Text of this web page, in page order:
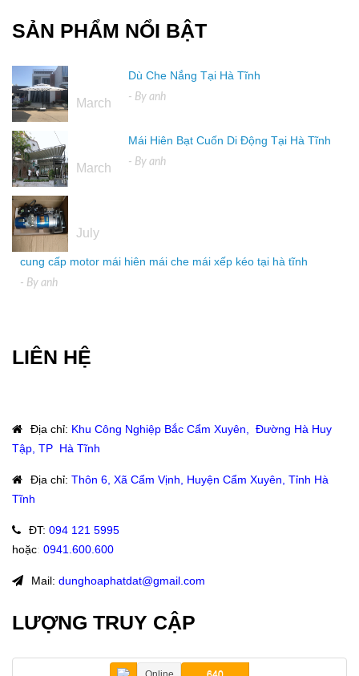
SẢN PHẨM NỔI BẬT
March
Dù Che Nắng Tại Hà Tĩnh
- By anh
March
Mái Hiên Bạt Cuốn Di Động Tại Hà Tĩnh
- By anh
July
cung cấp motor mái hiên mái che mái xếp kéo tại hà tĩnh
- By anh
LIÊN HỆ
Địa chỉ: Khu Công Nghiệp Bắc Cẩm Xuyên, Đường Hà Huy
Tập, TP Hà Tĩnh
Địa chỉ: Thôn 6, Xã Cẩm Vịnh, Huyện Cẩm Xuyên, Tỉnh Hà
Tĩnh
ĐT: 094 121 5995
hoặc: 0941.600.600
Mail: dunghoaphatdat@gmail.com
LƯỢNG TRUY CẬP